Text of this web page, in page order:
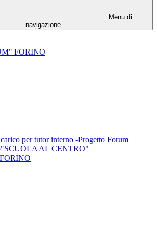
Menu di
navigazione
FORINO
per tutor interno -Progetto Forum
AL CENTRO"